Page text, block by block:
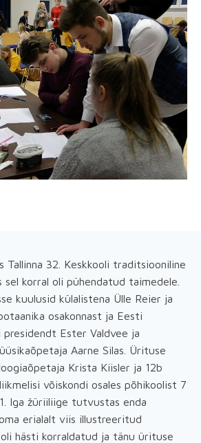
Tallinna 32. Keskkooli traditsiooniline
korral oli pühendatud taimedele.
kuulusid külalistena Ülle Reier ja
osakonnast ja Eesti
Ester Valdvee ja
Aarne Silas. Ürituse
Krista Kiisler ja 12b
võiskondi osales põhikoolist 7
Iga žüriiliige tutvustas enda
erialalt viis illustreeritud
hästi korraldatud ja tänu ürituse